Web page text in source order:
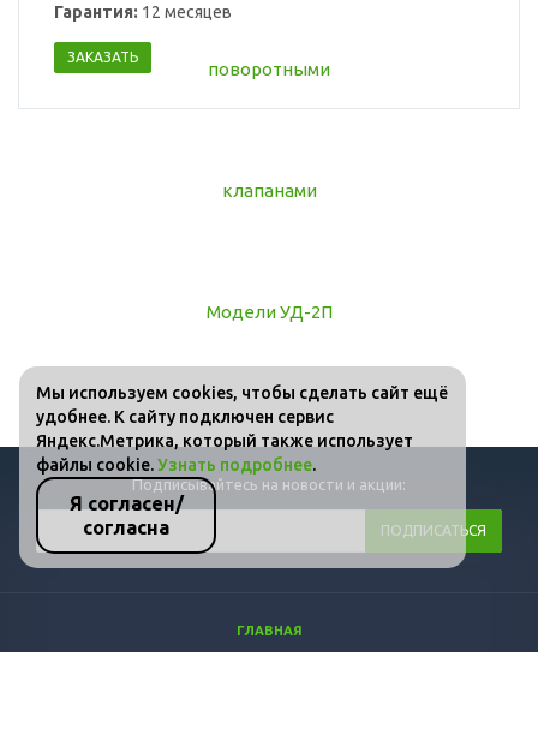
Гарантия: 12 месяцев
ЗАКАЗАТЬ
Подписывайтесь на новости и акции:
ГЛАВНАЯ
Мы используем cookies, чтобы сделать сайт ещё
удобнее. К сайту подключен сервис
Яндекс.Метрика, который также использует
файлы cookie.Узнать подробнее.
Я согласен/
согласна